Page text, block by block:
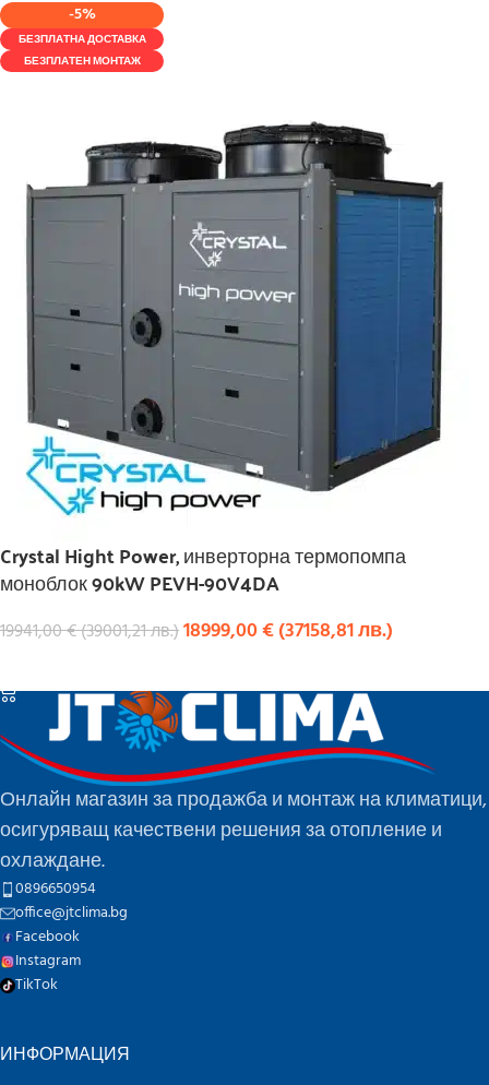
-5%
БЕЗПЛАТНА ДОСТАВКА
БЕЗПЛАТЕН МОНТАЖ
Crystal Hight Power, инверторна термопомпа
моноблок 90kW PEVH-90V4DA
19941,00€(39001,21лв.)18999,00€(37158,81лв.)
Онлайн магазин за продажба и монтаж на климатици,
осигуряващ качествени решения за отопление и
охлаждане.
0896650954
office@jtclima.bg
Facebook
Instagram
TikTok
ИНФОРМАЦИЯ